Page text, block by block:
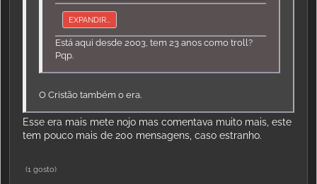
EXPANDIR...
Está aqui desde 2003, tem 23 anos como troll?
Pqp.
O Cristão também o era.
Esse era mais mete nojo mas comentava muito mais, este
tem pouco mais de 200 mensagens, caso estranho.
(1 gosto)